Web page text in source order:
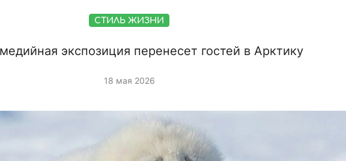
СТИЛЬ ЖИЗНИ
экспозиция перенесет гостей в Арктику
18 мая 2026